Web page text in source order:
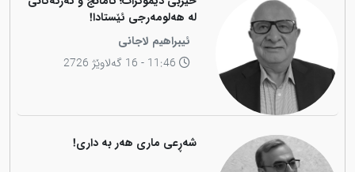
لە هەلومەرجی ئێستادا!
ئیبراهیم لاجانی
شەڕعی ماری هەر بە داری!